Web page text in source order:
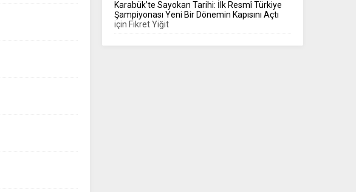
Karabük’te Sayokan Tarihi: İlk Resmî Türkiye
Şampiyonası Yeni Bir Dönemin Kapısını Açtı
için Fikret Yiğit